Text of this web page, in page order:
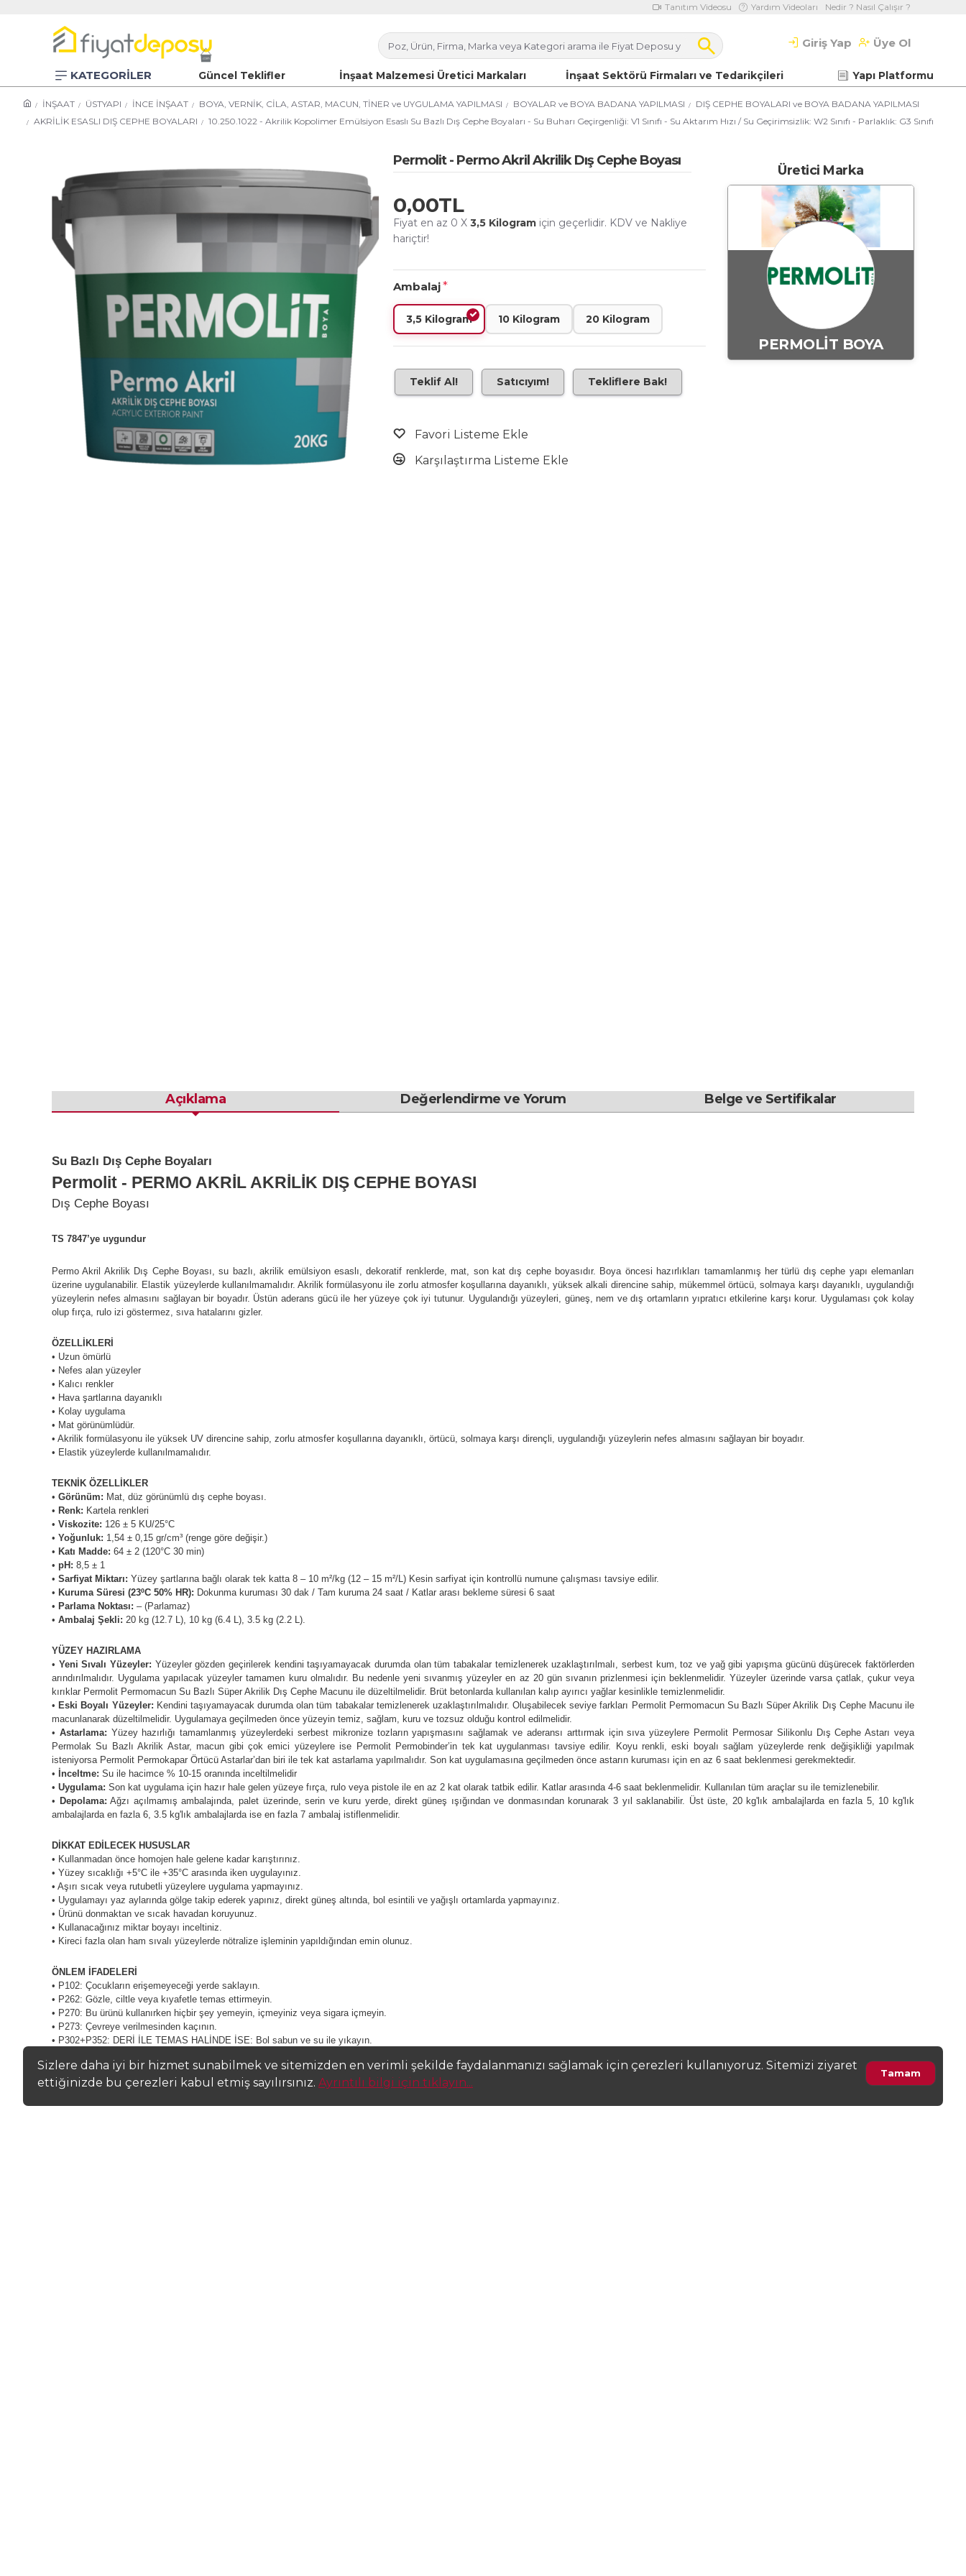
Tanıtım Videosu Yardım Videoları Nedir ? Nasıl Çalışır ?
Giriş Yap Üye Ol
KATEGORİLER Güncel Teklifler İnşaat Malzemesi Üretici Markaları İnşaat Sektörü Firmaları ve Tedarikçileri Yapı Platformu
İNŞAAT ÜSTYAPI İNCE İNŞAAT BOYA, VERNİK, CİLA, ASTAR, MACUN, TİNER ve UYGULAMA YAPILMASI BOYALAR ve BOYA BADANA YAPILMASI
DIŞ CEPHE BOYALARI ve BOYA BADANA YAPILMASI
AKRİLİK ESASLI DIŞ CEPHE BOYALARI
10.250.1022 - Akrilik Kopolimer Emülsiyon Esaslı Su Bazlı Dış Cephe Boyaları - Su Buharı Geçirgenliği: V1 Sınıfı - Su Aktarım Hızı / Su Geçirimsizlik: W2 Sınıfı - Parlaklık: G3 Sınıfı
Permolit - Permo Akril Akrilik Dış Cephe Boyası
0,00TL
Fiyat en az 0 X 3,5 Kilogram için geçerlidir. KDV ve Nakliye
hariçtir!
Ambalaj
3,5 Kilogram 10 Kilogram 20 Kilogram
Teklif Al! Satıcıyım! Tekliflere Bak!
Favori Listeme Ekle
Karşılaştırma Listeme Ekle
Üretici Marka
PERMOLİT BOYA
Açıklama Değerlendirme ve Yorum Belge ve Sertifikalar
Su Bazlı Dış Cephe Boyaları
Permolit - PERMO AKRİL AKRİLİK DIŞ CEPHE BOYASI
Dış Cephe Boyası
TS 7847’ye uygundur
Permo Akril Akrilik Dış Cephe Boyası, su bazlı, akrilik emülsiyon esaslı, dekoratif renklerde, mat, son kat dış cephe boyasıdır. Boya öncesi hazırlıkları tamamlanmış her türlü dış cephe yapı elemanları
üzerine uygulanabilir. Elastik yüzeylerde kullanılmamalıdır. Akrilik formülasyonu ile zorlu atmosfer koşullarına dayanıklı, yüksek alkali direncine sahip, mükemmel örtücü, solmaya karşı dayanıklı, uygulandığı
yüzeylerin nefes almasını sağlayan bir boyadır. Üstün aderans gücü ile her yüzeye çok iyi tutunur. Uygulandığı yüzeyleri, güneş, nem ve dış ortamların yıpratıcı etkilerine karşı korur. Uygulaması çok kolay
olup fırça, rulo izi göstermez, sıva hatalarını gizler.
ÖZELLİKLERİ
• Uzun ömürlü
• Nefes alan yüzeyler
• Kalıcı renkler
• Hava şartlarına dayanıklı
• Kolay uygulama
• Mat görünümlüdür.
• Akrilik formülasyonu ile yüksek UV direncine sahip, zorlu atmosfer koşullarına dayanıklı, örtücü, solmaya karşı dirençli, uygulandığı yüzeylerin nefes almasını sağlayan bir boyadır.
• Elastik yüzeylerde kullanılmamalıdır.
TEKNİK ÖZELLİKLER
• Görünüm: Mat, düz görünümlü dış cephe boyası.
• Renk: Kartela renkleri
• Viskozite: 126 ± 5 KU/25°C
• Yoğunluk: 1,54 ± 0,15 gr/cm³ (renge göre değişir.)
• Katı Madde: 64 ± 2 (120°C 30 min)
• pH: 8,5 ± 1
• Sarfiyat Miktarı: Yüzey şartlarına bağlı olarak tek katta 8 – 10 m²/kg (12 – 15 m²/L) Kesin sarfiyat için kontrollü numune çalışması tavsiye edilir.
• Kuruma Süresi (23ºC 50% HR): Dokunma kuruması 30 dak / Tam kuruma 24 saat / Katlar arası bekleme süresi 6 saat
• Parlama Noktası: – (Parlamaz)
• Ambalaj Şekli: 20 kg (12.7 L), 10 kg (6.4 L), 3.5 kg (2.2 L).
YÜZEY HAZIRLAMA
• Yeni Sıvalı Yüzeyler: Yüzeyler gözden geçirilerek kendini taşıyamayacak durumda olan tüm tabakalar temizlenerek uzaklaştırılmalı, serbest kum, toz ve yağ gibi yapışma gücünü düşürecek faktörlerden
arındırılmalıdır. Uygulama yapılacak yüzeyler tamamen kuru olmalıdır. Bu nedenle yeni sıvanmış yüzeyler en az 20 gün sıvanın prizlenmesi için beklenmelidir. Yüzeyler üzerinde varsa çatlak, çukur veya
kırıklar Permolit Permomacun Su Bazlı Süper Akrilik Dış Cephe Macunu ile düzeltilmelidir. Brüt betonlarda kullanılan kalıp ayırıcı yağlar kesinlikle temizlenmelidir.
• Eski Boyalı Yüzeyler: Kendini taşıyamayacak durumda olan tüm tabakalar temizlenerek uzaklaştırılmalıdır. Oluşabilecek seviye farkları Permolit Permomacun Su Bazlı Süper Akrilik Dış Cephe Macunu ile
macunlanarak düzeltilmelidir. Uygulamaya geçilmeden önce yüzeyin temiz, sağlam, kuru ve tozsuz olduğu kontrol edilmelidir.
• Astarlama: Yüzey hazırlığı tamamlanmış yüzeylerdeki serbest mikronize tozların yapışmasını sağlamak ve aderansı arttırmak için sıva yüzeylere Permolit Permosar Silikonlu Dış Cephe Astarı veya
Permolak Su Bazlı Akrilik Astar, macun gibi çok emici yüzeylere ise Permolit Permobinder’in tek kat uygulanması tavsiye edilir. Koyu renkli, eski boyalı sağlam yüzeylerde renk değişikliği yapılmak
isteniyorsa Permolit Permokapar Örtücü Astarlar’dan biri ile tek kat astarlama yapılmalıdır. Son kat uygulamasına geçilmeden önce astarın kuruması için en az 6 saat beklenmesi gerekmektedir.
• İnceltme: Su ile hacimce % 10-15 oranında inceltilmelidir
• Uygulama: Son kat uygulama için hazır hale gelen yüzeye fırça, rulo veya pistole ile en az 2 kat olarak tatbik edilir. Katlar arasında 4-6 saat beklenmelidir. Kullanılan tüm araçlar su ile temizlenebilir.
• Depolama: Ağzı açılmamış ambalajında, palet üzerinde, serin ve kuru yerde, direkt güneş ışığından ve donmasından korunarak 3 yıl saklanabilir. Üst üste, 20 kg'lık ambalajlarda en fazla 5, 10 kg'lık
ambalajlarda en fazla 6, 3.5 kg'lık ambalajlarda ise en fazla 7 ambalaj istiflenmelidir.
DİKKAT EDİLECEK HUSUSLAR
• Kullanmadan önce homojen hale gelene kadar karıştırınız.
• Yüzey sıcaklığı +5°C ile +35°C arasında iken uygulayınız.
• Aşırı sıcak veya rutubetli yüzeylere uygulama yapmayınız.
• Uygulamayı yaz aylarında gölge takip ederek yapınız, direkt güneş altında, bol esintili ve yağışlı ortamlarda yapmayınız.
• Ürünü donmaktan ve sıcak havadan koruyunuz.
• Kullanacağınız miktar boyayı inceltiniz.
• Kireci fazla olan ham sıvalı yüzeylerde nötralize işleminin yapıldığından emin olunuz.
ÖNLEM İFADELERİ
• P102: Çocukların erişemeyeceği yerde saklayın.
• P262: Gözle, ciltle veya kıyafetle temas ettirmeyin.
• P270: Bu ürünü kullanırken hiçbir şey yemeyin, içmeyiniz veya sigara içmeyin.
• P273: Çevreye verilmesinden kaçının.
• P302+P352: DERİ İLE TEMAS HALİNDE İSE: Bol sabun ve su ile yıkayın.
5-kloro-2-metil-4-izotiazolin-3-on ve 2-metil-2H-izotiazol-3-on (Cas No:55965-84-9) içerir. Alerjik reaksiyona yol açabilir.
Tamam
Sizlere daha iyi bir hizmet sunabilmek ve sitemizden en verimli şekilde faydalanmanızı sağlamak için çerezleri kullanıyoruz. Sitemizi ziyaret
ettiğinizde bu çerezleri kabul etmiş sayılırsınız. Ayrıntılı bilgi için tıklayın...